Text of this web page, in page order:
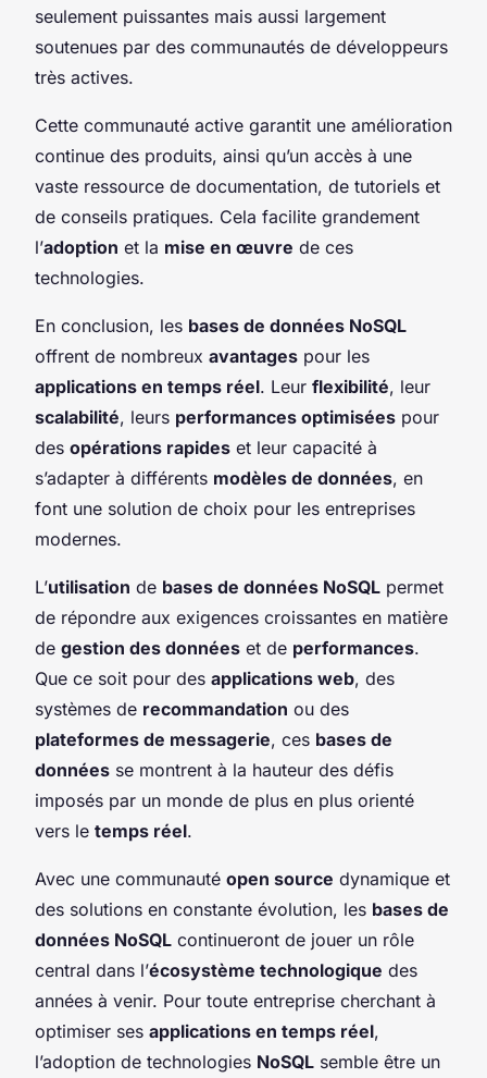
seulement puissantes mais aussi largement
soutenues par des communautés de développeurs
très actives.
Cette communauté active garantit une amélioration
continue des produits, ainsi qu’un accès à une
vaste ressource de documentation, de tutoriels et
de conseils pratiques. Cela facilite grandement
l’adoption et la mise en œuvre de ces
technologies.
En conclusion, les bases de données NoSQL
offrent de nombreux avantages pour les
applications en temps réel. Leur flexibilité, leur
scalabilité, leurs performances optimisées pour
des opérations rapides et leur capacité à
s’adapter à différents modèles de données, en
font une solution de choix pour les entreprises
modernes.
L’utilisation de bases de données NoSQL permet
de répondre aux exigences croissantes en matière
de gestion des données et de performances.
Que ce soit pour des applications web, des
systèmes de recommandation ou des
plateformes de messagerie, ces bases de
données se montrent à la hauteur des défis
imposés par un monde de plus en plus orienté
vers le temps réel.
Avec une communauté open source dynamique et
des solutions en constante évolution, les bases de
données NoSQL continueront de jouer un rôle
central dans l’écosystème technologique des
années à venir. Pour toute entreprise cherchant à
optimiser ses applications en temps réel,
l’adoption de technologies NoSQL semble être un